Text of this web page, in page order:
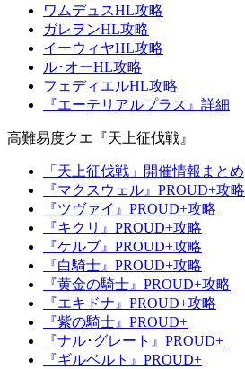
ワムデュスHL攻略
ガレヲンHL攻略
イーウィヤHL攻略
ル･オーHL攻略
フェディエルHL攻略
『エーテリアルプラス』詳細
高難易度クエ『天上征伐戦』
「天上征伐戦」開催情報まとめ
『マクスウェル』PROUD+攻略
『ツヴァイ』PROUD+攻略
『キクリ』PROUD+攻略
『ケルブ』PROUD+攻略
『白騎士』PROUD+攻略
『黄金の騎士』PROUD+攻略
『エキドナ』PROUD+攻略
『紫の騎士』PROUD+
『ナル･グレート』PROUD+
『ギルベルト』PROUD+